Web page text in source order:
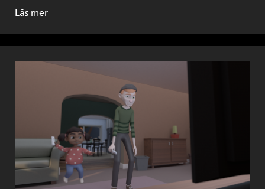
Läs mer